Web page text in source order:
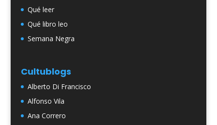
Qué leer
Qué libro leo
Semana Negra
Cultublogs
Alberto Di Francisco
Alfonso Vila
Ana Correro